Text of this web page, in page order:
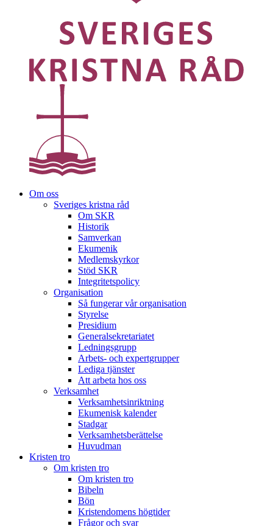
Om oss
Sveriges kristna råd
Om SKR
Historik
Samverkan
Ekumenik
Medlemskyrkor
Stöd SKR
Integritetspolicy
Organisation
Så fungerar vår organisation
Styrelse
Presidium
Generalsekretariatet
Ledningsgrupp
Arbets- och expertgrupper
Lediga tjänster
Att arbeta hos oss
Verksamhet
Verksamhetsinriktning
Ekumenisk kalender
Stadgar
Verksamhetsberättelse
Huvudman
Kristen tro
Om kristen tro
Om kristen tro
Bibeln
Bön
Kristendomens högtider
Frågor och svar